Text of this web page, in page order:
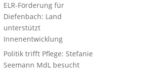
ELR-Förderung für
Diefenbach: Land
unterstützt
Innenentwicklung
Politik trifft Pflege: Stefanie
Seemann MdL besucht